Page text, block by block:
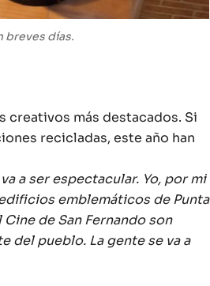
breves días.
creativos más destacados. Si
recicladas, este año han
a ser espectacular. Yo, por mi
emblemáticos de Punta
de San Fernando son
del pueblo. La gente se va a